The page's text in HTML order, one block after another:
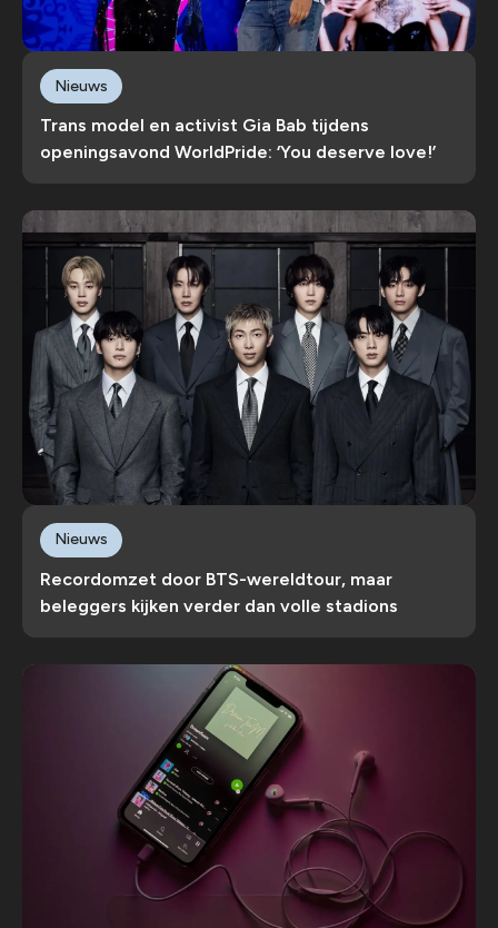
Trans model en activist Gia Bab tijdens
openingsavond WorldPride: ‘You deserve love!’
Nieuws
Recordomzet door BTS-wereldtour, maar
beleggers kijken verder dan volle stadions
Nieuws